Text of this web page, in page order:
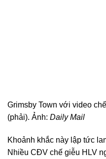
Grimsby Town với video
(phải). Ảnh: Daily Mail
Khoảnh khắc này lập tức
Nhiều CĐV chế giễu HLV